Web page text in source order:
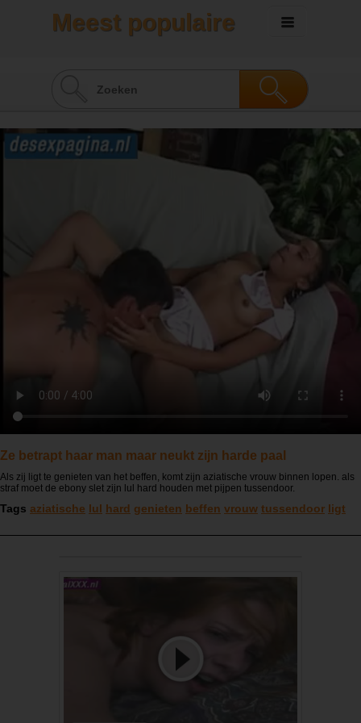
Meest populaire
Ze betrapt haar man maar neukt zijn harde paal
Als zij ligt te genieten van het beffen, komt zijn aziatische vrouw binnen lopen. als
straf moet de ebony slet zijn lul hard houden met pijpen tussendoor.
Tags aziatische lul hard genieten beffen vrouw tussendoor ligt